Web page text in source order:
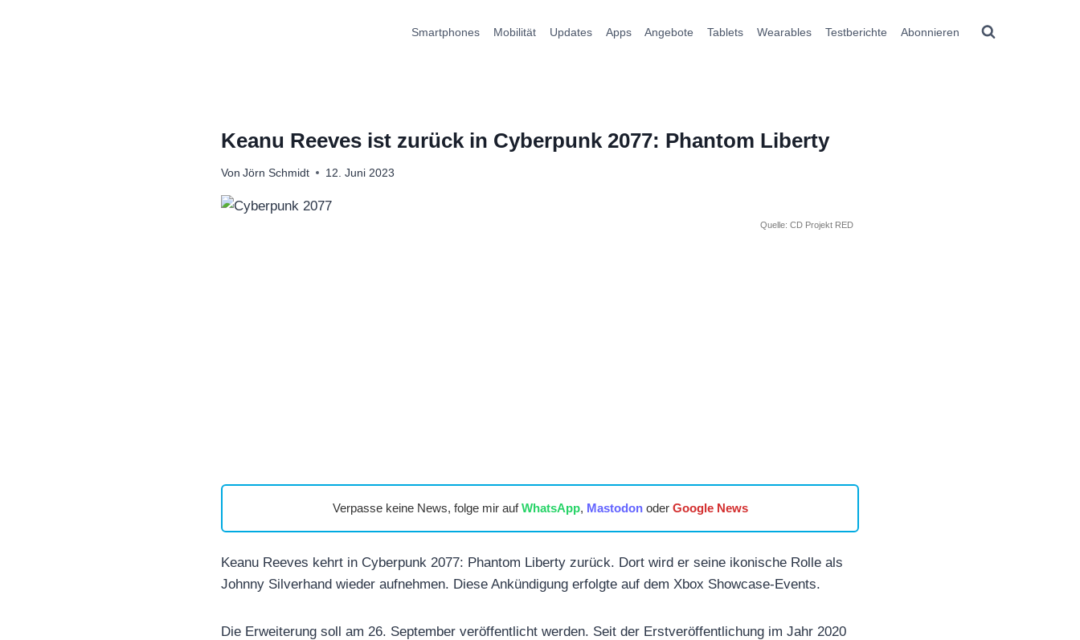
Smartphones Mobilität Updates Apps Angebote Tablets Wearables Testberichte Abonnieren
Keanu Reeves ist zurück in Cyberpunk 2077: Phantom Liberty
Von Jörn Schmidt 12. Juni 2023
Quelle: CD Projekt RED
Verpasse keine News, folge mir aufWhatsApp, Mastodonoder Google News
Keanu Reeves kehrt in Cyberpunk 2077: Phantom Liberty zurück. Dort wird er seine ikonische Rolle als
Johnny Silverhand wieder aufnehmen. Diese Ankündigung erfolgte auf dem Xbox Showcase-Events.
Die Erweiterung soll am 26. September veröffentlicht werden. Seit der Erstveröffentlichung im Jahr 2020